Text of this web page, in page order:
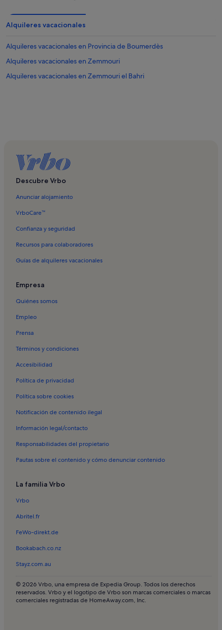
Alquileres vacacionales
Alquileres vacacionales en Provincia de Boumerdès
Alquileres vacacionales en Zemmouri
Alquileres vacacionales en Zemmouri el Bahri
Descubre Vrbo
Anunciar alojamiento
VrboCare™
Confianza y seguridad
Recursos para colaboradores
Guías de alquileres vacacionales
Empresa
Quiénes somos
Empleo
Prensa
Términos y condiciones
Accesibilidad
Política de privacidad
Política sobre cookies
Notificación de contenido ilegal
Información legal/contacto
Responsabilidades del propietario
Pautas sobre el contenido y cómo denunciar contenido
La familia Vrbo
Vrbo
Abritel.fr
FeWo-direkt.de
Bookabach.co.nz
Stayz.com.au
© 2026 Vrbo, una empresa de Expedia Group. Todos los derechos
reservados. Vrbo y el logotipo de Vrbo son marcas comerciales o marcas
comerciales registradas de HomeAway.com, Inc.